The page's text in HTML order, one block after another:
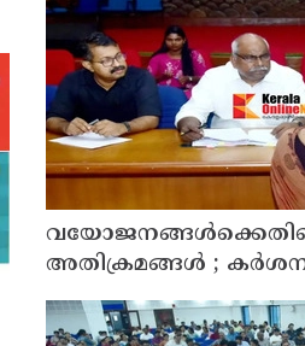
അതിക്രമങ്ങൾ ; കർശന
സ്വീകരിക്കുമെന്ന്